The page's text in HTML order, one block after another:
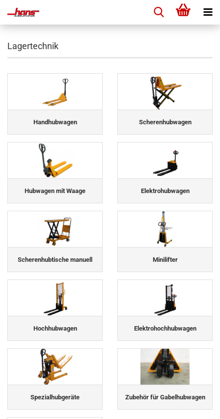
Lagertechnik
Handhubwagen Scherenhubwagen
Hubwagen mit Waage Elektrohubwagen
Scherenhubtische manuell Minilifter
Hochhubwagen Elektrohochhubwagen
Spezialhubgeräte Zubehör für Gabelhubwagen